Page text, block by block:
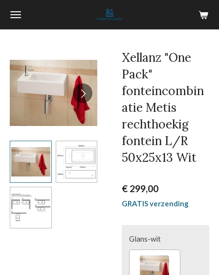
Ga
hoofdinhoud
Xellanz "One
Pack"
fonteincombin
atie Metis
rechthoekig
fontein L/R
50x25x13 Wit
€ 299,00
GRATIS verzending
Glans-wit